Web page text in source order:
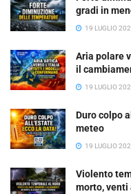
gradi in
19 LUGLIO
Aria polare
il
19 LUGLIO
Duro colpo
meteo
19 LUGLIO
Violento
morto, venti